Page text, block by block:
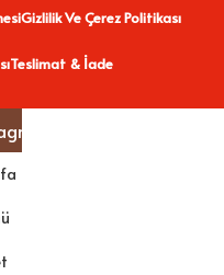
Gizlilik Ve Çerez Politikası
Teslimat & İade